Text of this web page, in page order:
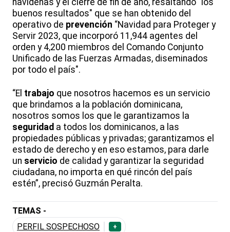
buenos resultados" que se han obtenido del
operativo de prevención “Navidad para Proteger y
Servir 2023, que incorporó 11,944 agentes del
orden y 4,200 miembros del Comando Conjunto
Unificado de las Fuerzas Armadas, diseminados
por todo el país".
“El trabajo que nosotros hacemos es un servicio
que brindamos a la población dominicana,
nosotros somos los que le garantizamos la
seguridad a todos los dominicanos, a las
propiedades públicas y privadas; garantizamos el
estado de derecho y en eso estamos, para darle
un servicio de calidad y garantizar la seguridad
ciudadana, no importa en qué rincón del país
estén”, precisó Guzmán Peralta.
TEMAS -
PERFIL SOSPECHOSO
+